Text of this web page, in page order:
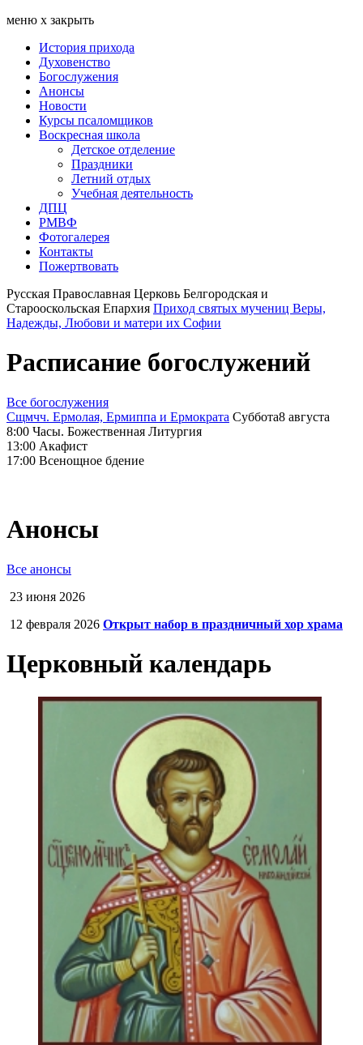
меню х закрыть
История прихода
Духовенство
Богослужения
Анонсы
Новости
Курсы псаломщиков
Воскресная школа
Детское отделение
Праздники
Летний отдых
Учебная деятельность
ДПЦ
РМВФ
Фотогалерея
Контакты
Пожертвовать
Русская Православная Церковь Белгородская и
Старооскольская Епархия Приход святых мучениц Веры,
Надежды, Любови и матери их Софии
Расписание богослужений
Все богослужения
Сщмчч. Ермолая, Ермиппа и Ермократа Суббота8 августа
8:00 Часы. Божественная Литургия
13:00 Акафист
17:00 Всенощное бдение
Анонсы
Все анонсы
23 июня 2026
12 февраля 2026 Открыт набор в праздничный хор храма
Церковный календарь